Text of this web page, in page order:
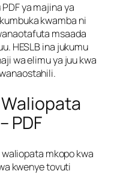
ya majina ya
kwamba ni
msaada
HESLB ina jukumu
wa elimu ya juu kwa
Waliopata
PDF
mkopo kwa
kwenye tovuti